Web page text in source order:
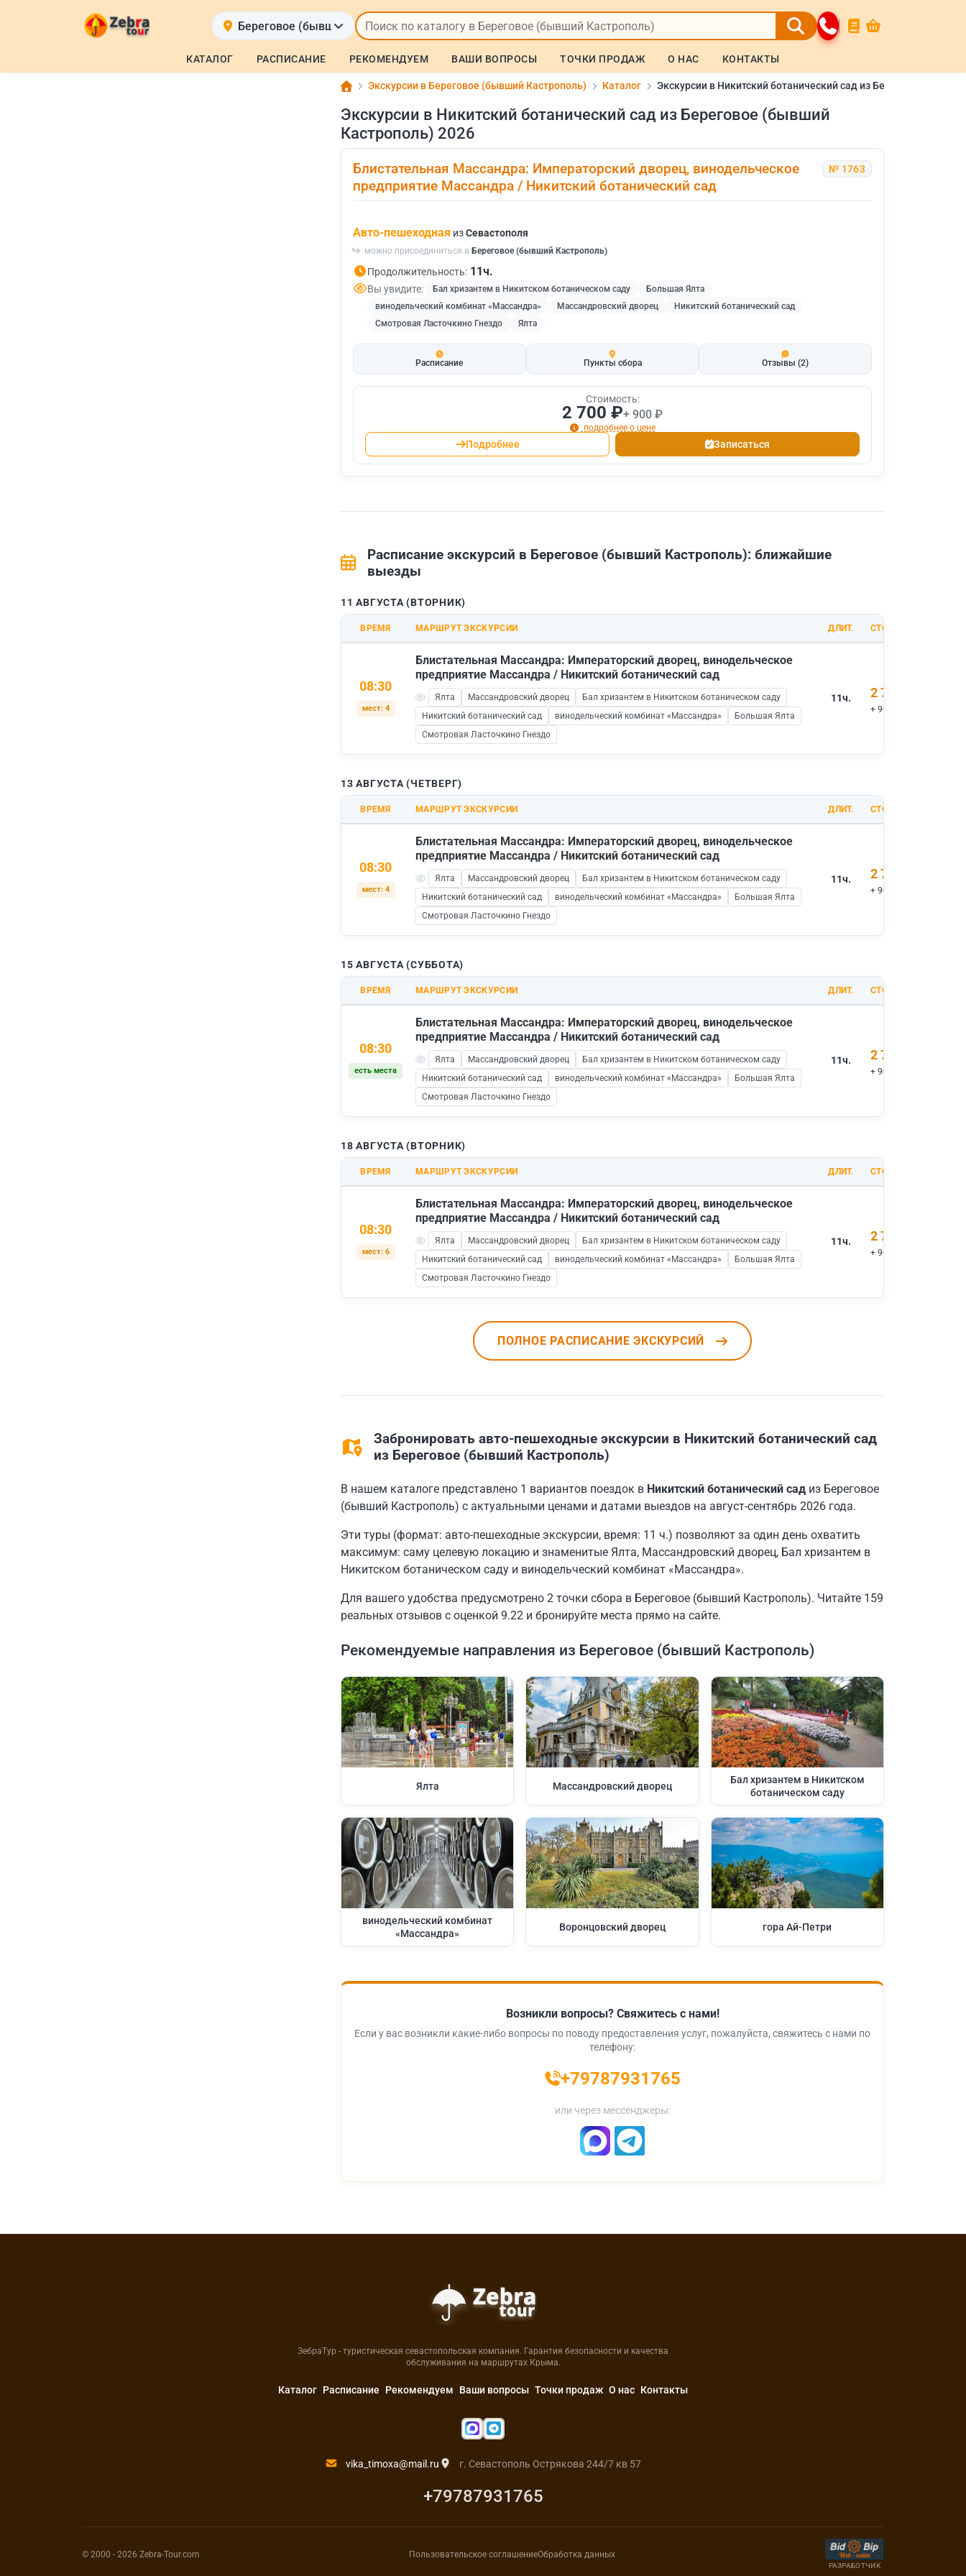
Береговое (бывший Кастрополь)
КАТАЛОГ РАСПИСАНИЕ РЕКОМЕНДУЕМ ВАШИ ВОПРОСЫ ТОЧКИ ПРОДАЖ О НАС КОНТАКТЫ
Экскурсии в Береговое (бывший Кастрополь) Каталог Экскурсии в Никитский ботанический сад из Береговое
Экскурсии в Никитский ботанический сад из Береговое (бывший
Кастрополь) 2026
Блистательная Массандра: Императорский дворец, винодельческое
предприятие Массандра / Никитский ботанический сад
№ 1763
Авто-пешеходная изСевастополя
можно присоединиться в Береговое (бывший Кастрополь)
Продолжительность: 11ч.
Вы увидите: Бал хризантем в Никитском ботаническом саду
Большая Ялта
винодельческий комбинат «Массандра»
Массандровский дворец
Никитский ботанический сад
Смотровая Ласточкино Гнездо
Ялта
Расписание Пункты сбора Отзывы(2)
Стоимость:
2 700 ₽+ 900 ₽
подробнее о цене
Подробнее Записаться
Расписание экскурсий в Береговое (бывший Кастрополь): ближайшие
выезды
11 АВГУСТА (ВТОРНИК)
ВРЕМЯ МАРШРУТ ЭКСКУРСИИ ДЛИТ. СТОИМОСТЬ
08:30
мест: 4
Блистательная Массандра: Императорский дворец, винодельческое
предприятие Массандра / Никитский ботанический сад
Ялта Массандровский дворец
Бал хризантем в Никитском ботаническом саду
Никитский ботанический сад
винодельческий комбинат «Массандра»
Большая Ялта
Смотровая Ласточкино Гнездо
11ч. 2 700 ₽
+ 900 ₽ вх.билеты
13 АВГУСТА (ЧЕТВЕРГ)
ВРЕМЯ МАРШРУТ ЭКСКУРСИИ ДЛИТ. СТОИМОСТЬ
08:30
мест: 4
Блистательная Массандра: Императорский дворец, винодельческое
предприятие Массандра / Никитский ботанический сад
Ялта Массандровский дворец
Бал хризантем в Никитском ботаническом саду
Никитский ботанический сад
винодельческий комбинат «Массандра»
Большая Ялта
Смотровая Ласточкино Гнездо
11ч. 2 700 ₽
+ 900 ₽ вх.билеты
15 АВГУСТА (СУББОТА)
ВРЕМЯ МАРШРУТ ЭКСКУРСИИ ДЛИТ. СТОИМОСТЬ
08:30
есть места
Блистательная Массандра: Императорский дворец, винодельческое
предприятие Массандра / Никитский ботанический сад
Ялта Массандровский дворец
Бал хризантем в Никитском ботаническом саду
Никитский ботанический сад
винодельческий комбинат «Массандра»
Большая Ялта
Смотровая Ласточкино Гнездо
11ч. 2 700 ₽
+ 900 ₽ вх.билеты
18 АВГУСТА (ВТОРНИК)
ВРЕМЯ МАРШРУТ ЭКСКУРСИИ ДЛИТ. СТОИМОСТЬ
08:30
мест: 6
Блистательная Массандра: Императорский дворец, винодельческое
предприятие Массандра / Никитский ботанический сад
Ялта Массандровский дворец
Бал хризантем в Никитском ботаническом саду
Никитский ботанический сад
винодельческий комбинат «Массандра»
Большая Ялта
Смотровая Ласточкино Гнездо
11ч. 2 700 ₽
+ 900 ₽ вх.билеты
ПОЛНОЕ РАСПИСАНИЕ ЭКСКУРСИЙ
Забронировать авто-пешеходные экскурсии в Никитский ботанический сад
из Береговое (бывший Кастрополь)
В нашем каталоге представлено 1 вариантов поездок в Никитский ботанический сад из Береговое
(бывший Кастрополь) с актуальными ценами и датами выездов на август-сентябрь 2026 года.
Эти туры (формат: авто-пешеходные экскурсии, время: 11 ч.) позволяют за один день охватить
максимум: саму целевую локацию и знаменитые Ялта, Массандровский дворец, Бал хризантем в
Никитском ботаническом саду и винодельческий комбинат «Массандра».
Для вашего удобства предусмотрено 2 точки сбора в Береговое (бывший Кастрополь). Читайте 159
реальных отзывов с оценкой 9.22 и бронируйте места прямо на сайте.
Рекомендуемые направления из Береговое (бывший Кастрополь)
Ялта Массандровский дворец
Бал хризантем в Никитском
ботаническом саду
винодельческий комбинат
«Массандра»
Воронцовский дворец гора Ай-Петри
Возникли вопросы? Свяжитесь с нами!
Если у вас возникли какие-либо вопросы по поводу предоставления услуг, пожалуйста, свяжитесь с нами по
телефону:
+79787931765
или через мессенджеры:
ЗебраТур - туристическая севастопольская компания. Гарантия безопасности и качества
обслуживания на маршрутах Крыма.
Каталог Расписание Рекомендуем Ваши вопросы Точки продаж О нас Контакты
vika_timoxa@mail.ru г. Севастополь Острякова 244/7 кв 57
+79787931765
© 2000 - 2026 Zebra-Tour.com Пользовательское соглашениеОбработка данных
РАЗРАБОТЧИК